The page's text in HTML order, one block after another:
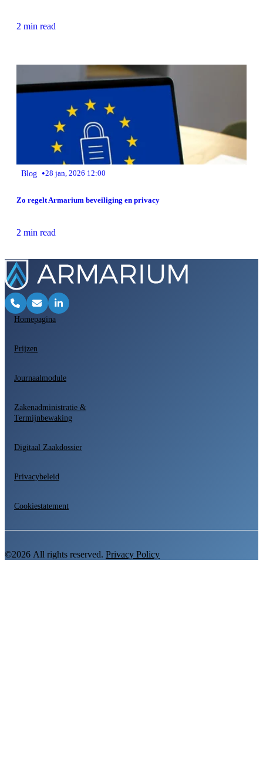
2 min read
Blog •28 jan, 2026 12:00
Zo regelt Armarium beveiliging en privacy
2 min read
Homepagina
Prijzen
Journaalmodule
Zakenadministratie &
Termijnbewaking
Digitaal Zaakdossier
Privacybeleid
Cookiestatement
©2026 All rights reserved. Privacy Policy